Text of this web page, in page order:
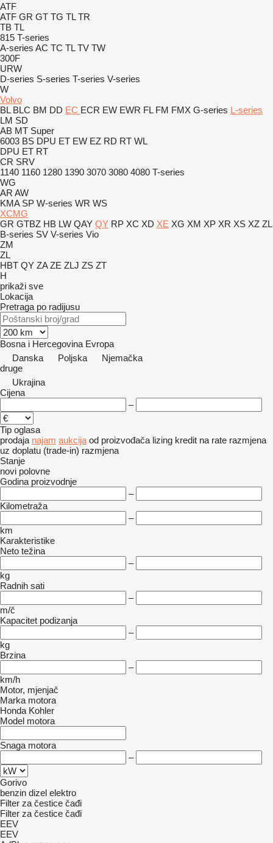
ATF
ATF GR GT TG TL TR
TB TL
815 T-series
A-series AC TC TL TV TW
300F
URW
D-series S-series T-series V-series
W
Volvo
BL BLC BM DD EC ECR EW EWR FL FM FMX G-series L-series
LM SD
AB MT Super
6003 BS DPU ET EW EZ RD RT WL
DPU ET RT
CR SRV
1140 1160 1280 1390 3070 3080 4080 T-series
WG
AR AW
KMA SP W-series WR WS
XCMG
GR GTBZ HB LW QAY QY RP XC XD XE XG XM XP XR XS XZ ZL
B-series SV V-series Vio
ZM
ZL
HBT QY ZA ZE ZLJ ZS ZT
H
prikaži sve
Lokacija
Pretraga po radijusu
Bosna i Hercegovina Evropa
Danska
Poljska
Njemačka
druge
Ukrajina
Cijena
–
Tip oglasa
prodaja najam aukcija od proizvođača lizing kredit na rate razmjena
uz doplatu (trade-in) razmjena
Stanje
novi polovne
Godina proizvodnje
–
Kilometraža
–
km
Karakteristike
Neto težina
–
kg
Radnih sati
–
m/č
Kapacitet podizanja
–
kg
Brzina
–
km/h
Motor, mjenjač
Marka motora
Honda Kohler
Model motora
Snaga motora
–
Gorivo
benzin dizel elektro
Filter za čestice čađi
Filter za čestice čađi
EEV
EEV